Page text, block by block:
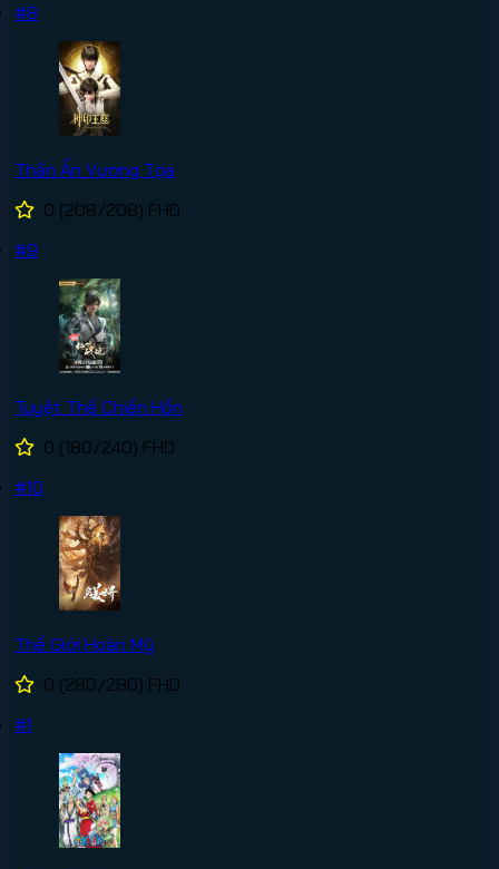
#8
Thần Ấn Vương Tọa
0 (208/208) FHD
#9
Tuyệt Thế Chiến Hồn
0 (180/240) FHD
#10
Thế Giới Hoàn Mỹ
0 (280/280) FHD
#1